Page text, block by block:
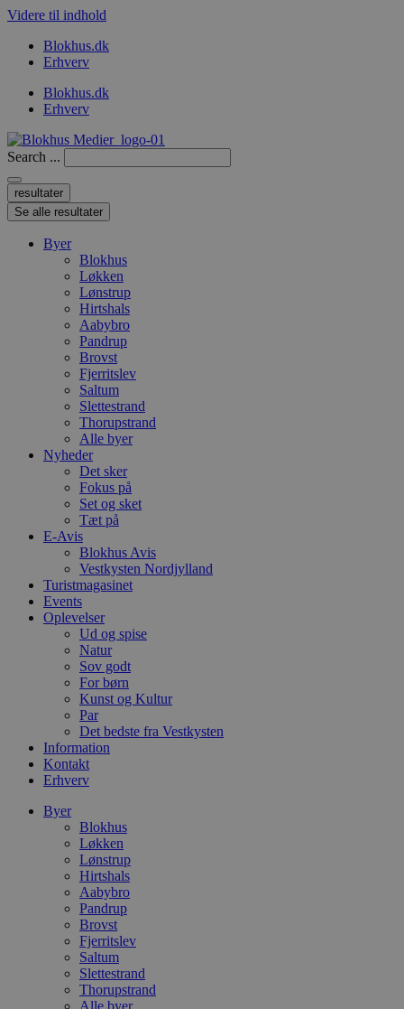
Videre til indhold
Blokhus.dk
Erhverv
Blokhus.dk
Erhverv
Search ...
resultater
Se alle resultater
Byer
Blokhus
Løkken
Lønstrup
Hirtshals
Aabybro
Pandrup
Brovst
Fjerritslev
Saltum
Slettestrand
Thorupstrand
Alle byer
Nyheder
Det sker
Fokus på
Set og sket
Tæt på
E-Avis
Blokhus Avis
Vestkysten Nordjylland
Turistmagasinet
Events
Oplevelser
Ud og spise
Natur
Sov godt
For børn
Kunst og Kultur
Par
Det bedste fra Vestkysten
Information
Kontakt
Erhverv
Byer
Blokhus
Løkken
Lønstrup
Hirtshals
Aabybro
Pandrup
Brovst
Fjerritslev
Saltum
Slettestrand
Thorupstrand
Alle byer